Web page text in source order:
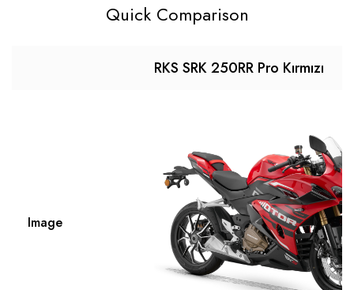
Quick Comparison
RKS SRK 250RR Pro Kırmızı
Image